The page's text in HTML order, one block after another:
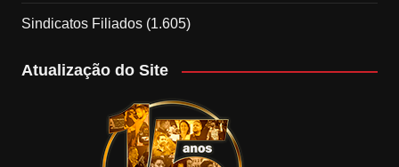
Sindicatos Filiados(1.605)
Atualização do Site